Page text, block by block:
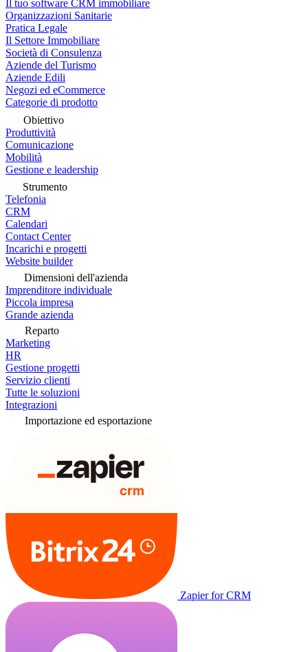
Il tuo software CRM immobiliare
Organizzazioni Sanitarie
Pratica Legale
Il Settore Immobiliare
Società di Consulenza
Aziende del Turismo
Aziende Edili
Negozi ed eCommerce
Categorie di prodotto
Obiettivo
Produttività
Comunicazione
Mobilità
Gestione e leadership
Strumento
Telefonia
CRM
Calendari
Contact Center
Incarichi e progetti
Website builder
Dimensioni dell'azienda
Imprenditore individuale
Piccola impresa
Grande azienda
Reparto
Marketing
HR
Gestione progetti
Servizio clienti
Tutte le soluzioni
Integrazioni
Importazione ed esportazione
Zapier for CRM